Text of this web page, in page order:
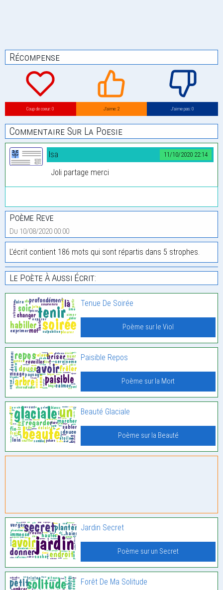
Récompense
Coup de coeur: 0 J’aime: 2 J’aime pas: 0
Commentaire Sur La Poesie
11/10/2020 22:14
Isa
Joli partage merci
Poème Reve
Du 10/08/2020 00:00
L'écrit contient 186 mots qui sont répartis dans 5 strophes.
Le Poète À Aussi Écrit:
Tenue De Soirée
Poème sur le Viol
Paisible Repos
Poème sur la Mort
Beauté Glaciale
Poème sur la Beauté
Jardin Secret
Poème sur un Secret
Forêt De Ma Solitude